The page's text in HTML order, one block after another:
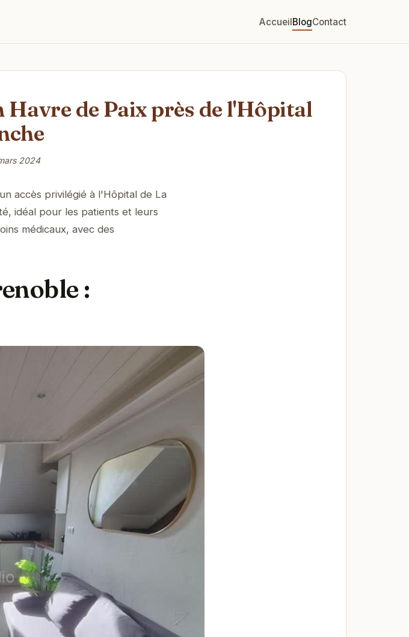
AccueilBlogContact
Havre de Paix près de l'Hôpital
2024
accès privilégié à l'Hôpital de La
idéal pour les patients et leurs
médicaux, avec des
: